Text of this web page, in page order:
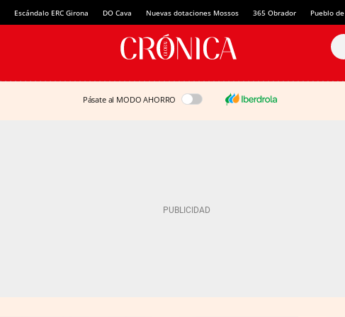
Escándalo ERC Girona DO Cava Nuevas dotaciones Mossos 365 Obrador Pueblo
Pásate al MODO AHORRO